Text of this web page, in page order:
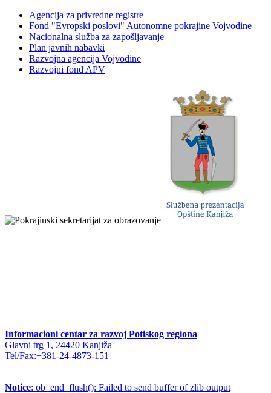
Agencija za privredne registre
Fond "Evropski poslovi" Autonomne pokrajine Vojvodine
Nacionalna služba za zapošljavanje
Plan javnih nabavki
Razvojna agencija Vojvodine
Razvojni fond APV
Informacioni centar za razvoj Potiskog regiona
Glavni trg 1, 24420 Kanjiža
Tel/Fax:+381-24-4873-151
Notice: ob_end_flush(): Failed to send buffer of zlib output